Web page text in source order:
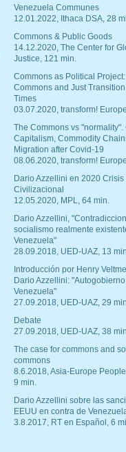
Venezuela Communes
12.01.2022, Ithaca DSA, 28
Commons & Public Goods
14.12.2020, The Center for
Justice, 121 min.
Commons as Political Project:
Commons and Just
Times
03.07.2020, transform!
The Commons vs "normality".
Capitalism, Commodity
Migration after Covid-19
08.06.2020, transform!
Dario Azzellini en 2020 Crisis
Civilizacional
12.05.2020, MPL, 64 min.
Dario Azzellini,
socialismo realmente
Venezuela"
28.09.2018, UED-UAZ, 13
Introducción por Henry
Dario Azzellini:
Venezuela"
27.09.2018, UED-UAZ, 29
Debate
27.09.2018, UED-UAZ, 38
The case for commons and
commons
8.6.2018, Asia-Europe
9 min.
Dario Azzellini sobre las
EEUU en contra de
3.8.2017, RT en Español, 6